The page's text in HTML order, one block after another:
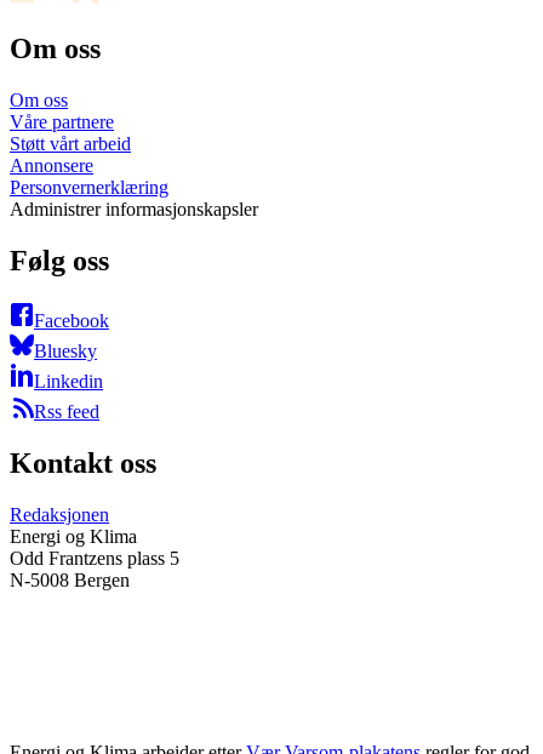
Om oss
Om oss
Våre partnere
Støtt vårt arbeid
Annonsere
Personvernerklæring
Administrer informasjonskapsler
Følg oss
Facebook
Bluesky
Linkedin
Rss feed
Kontakt oss
Redaksjonen
Energi og Klima
Odd Frantzens plass 5
N-5008 Bergen